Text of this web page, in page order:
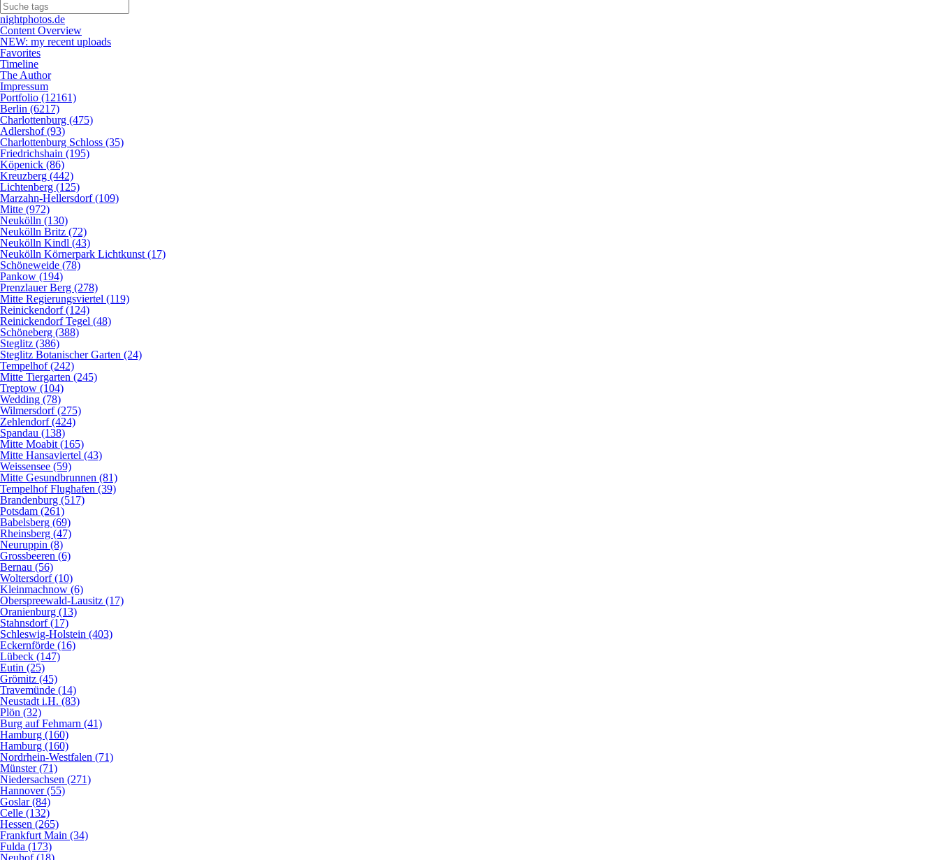
nightphotos.de
Content Overview
NEW: my recent uploads
Favorites
Timeline
The Author
Impressum
Portfolio (12161)
Berlin (6217)
Charlottenburg (475)
Adlershof (93)
Charlottenburg Schloss (35)
Friedrichshain (195)
Köpenick (86)
Kreuzberg (442)
Lichtenberg (125)
Marzahn-Hellersdorf (109)
Mitte (972)
Neukölln (130)
Neukölln Britz (72)
Neukölln Kindl (43)
Neukölln Körnerpark Lichtkunst (17)
Schöneweide (78)
Pankow (194)
Prenzlauer Berg (278)
Mitte Regierungsviertel (119)
Reinickendorf (124)
Reinickendorf Tegel (48)
Schöneberg (388)
Steglitz (386)
Steglitz Botanischer Garten (24)
Tempelhof (242)
Mitte Tiergarten (245)
Treptow (104)
Wedding (78)
Wilmersdorf (275)
Zehlendorf (424)
Spandau (138)
Mitte Moabit (165)
Mitte Hansaviertel (43)
Weissensee (59)
Mitte Gesundbrunnen (81)
Tempelhof Flughafen (39)
Brandenburg (517)
Potsdam (261)
Babelsberg (69)
Rheinsberg (47)
Neuruppin (8)
Grossbeeren (6)
Bernau (56)
Woltersdorf (10)
Kleinmachnow (6)
Oberspreewald-Lausitz (17)
Oranienburg (13)
Stahnsdorf (17)
Schleswig-Holstein (403)
Eckernförde (16)
Lübeck (147)
Eutin (25)
Grömitz (45)
Travemünde (14)
Neustadt i.H. (83)
Plön (32)
Burg auf Fehmarn (41)
Hamburg (160)
Hamburg (160)
Nordrhein-Westfalen (71)
Münster (71)
Niedersachsen (271)
Hannover (55)
Goslar (84)
Celle (132)
Hessen (265)
Frankfurt Main (34)
Fulda (173)
Neuhof (18)